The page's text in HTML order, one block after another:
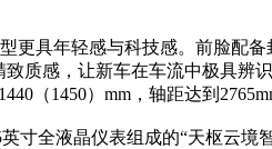
更具年轻感与科技感。前脸配
质感，让新车在车流中极具
（1450）mm，轴距达到
寸全液晶仪表组成的“天枢云